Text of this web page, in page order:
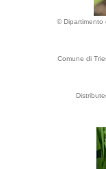
© Dipartimento
Comune di